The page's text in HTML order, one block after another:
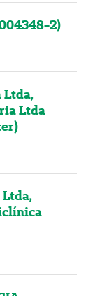
2)
Ltda,
Ltda